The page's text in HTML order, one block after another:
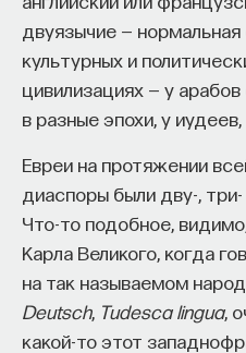
двуязычие —
культурных и
цивилизациях — у
в разные эпохи, у иудеев,
Евреи на протяжении
диаспоры были дву-,
Что-то подобное,
Карла Великого, когда
на так называемом
Deutsch, Tudesca lingua,
какой-то этот